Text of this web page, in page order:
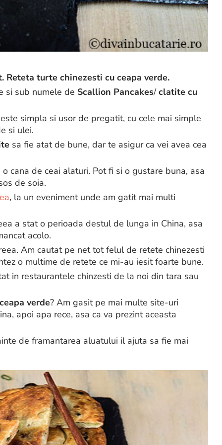
Reteta turte chinezesti cu ceapa verde.
si sub numele de Scallion Pancakes/clatite cu
simpla si usor de pregatit, cu cele mai simple
si ulei.
sa fie atat de bune, dar te asigur ca vei avea cea
cana de ceai alaturi. Pot fi si o gustare buna, asa
de soia.
, la un eveniment unde am gatit mai multi
a stat o perioada destul de lunga in China, asa
acolo.
Am cautat pe net tot felul de retete chinezesti
o multime de retete ce mi-au iesit foarte bune.
in restaurantele chinzesti de la noi din tara sau
verde? Am gasit pe mai multe site-uri
apoi apa rece, asa ca va prezint aceasta
de framantarea aluatului il ajuta sa fie mai